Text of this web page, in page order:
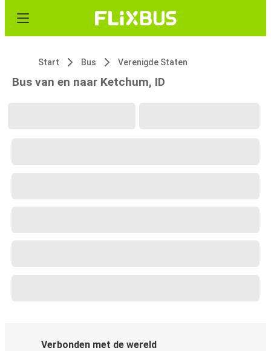
Start Bus Verenigde Staten
Bus van en naar Ketchum, ID
Verbonden met de wereld